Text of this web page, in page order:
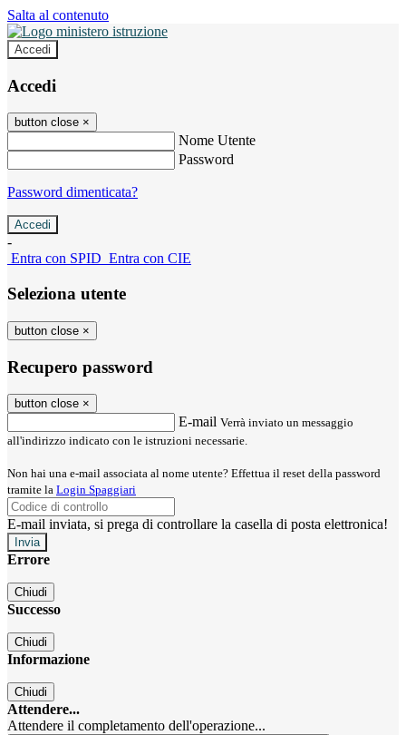
Salta al contenuto
Accedi
Accedi
button close ×
Nome Utente
Password
Password dimenticata?
-
Entra con SPID Entra con CIE
Seleziona utente
button close ×
Recupero password
button close ×
E-mail Verrà inviato un messaggio
all'indirizzo indicato con le istruzioni necessarie.
Non hai una e-mail associata al nome utente? Effettua il reset della password
tramite la Login Spaggiari
E-mail inviata, si prega di controllare la casella di posta elettronica!
Errore
Chiudi
Successo
Chiudi
Informazione
Chiudi
Attendere...
Attendere il completamento dell'operazione...